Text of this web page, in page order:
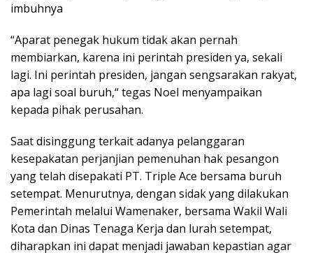
imbuhnya
“Aparat penegak hukum tidak akan pernah
membiarkan, karena ini perintah presiden ya, sekali
lagi. Ini perintah presiden, jangan sengsarakan rakyat,
apa lagi soal buruh,“ tegas Noel menyampaikan
kepada pihak perusahan.
Saat disinggung terkait adanya pelanggaran
kesepakatan perjanjian pemenuhan hak pesangon
yang telah disepakati PT. Triple Ace bersama buruh
setempat. Menurutnya, dengan sidak yang dilakukan
Pemerintah melalui Wamenaker, bersama Wakil Wali
Kota dan Dinas Tenaga Kerja dan lurah setempat,
diharapkan ini dapat menjadi jawaban kepastian agar